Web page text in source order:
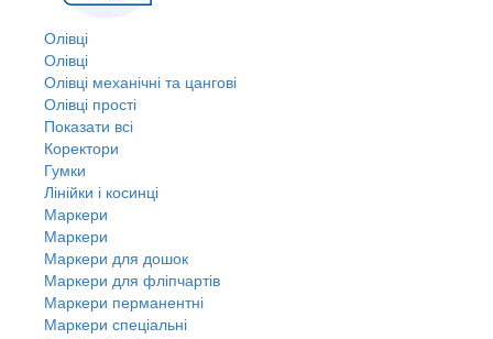
Олівці
Олівці
Олівці механічні та цангові
Олівці прості
Показати всі
Коректори
Гумки
Лінійки і косинці
Маркери
Маркери
Маркери для дошок
Маркери для фліпчартів
Маркери перманентні
Маркери спеціальні